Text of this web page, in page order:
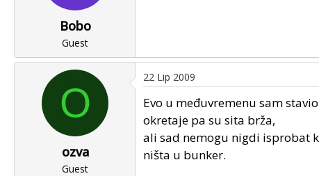
Bobo
Guest
O
ozva
Guest
22 Lip 2009
Evo u međuvremenu sam
okretaje pa su sita brža,
ali sad nemogu nigdi isprobat
ništa u bunker.